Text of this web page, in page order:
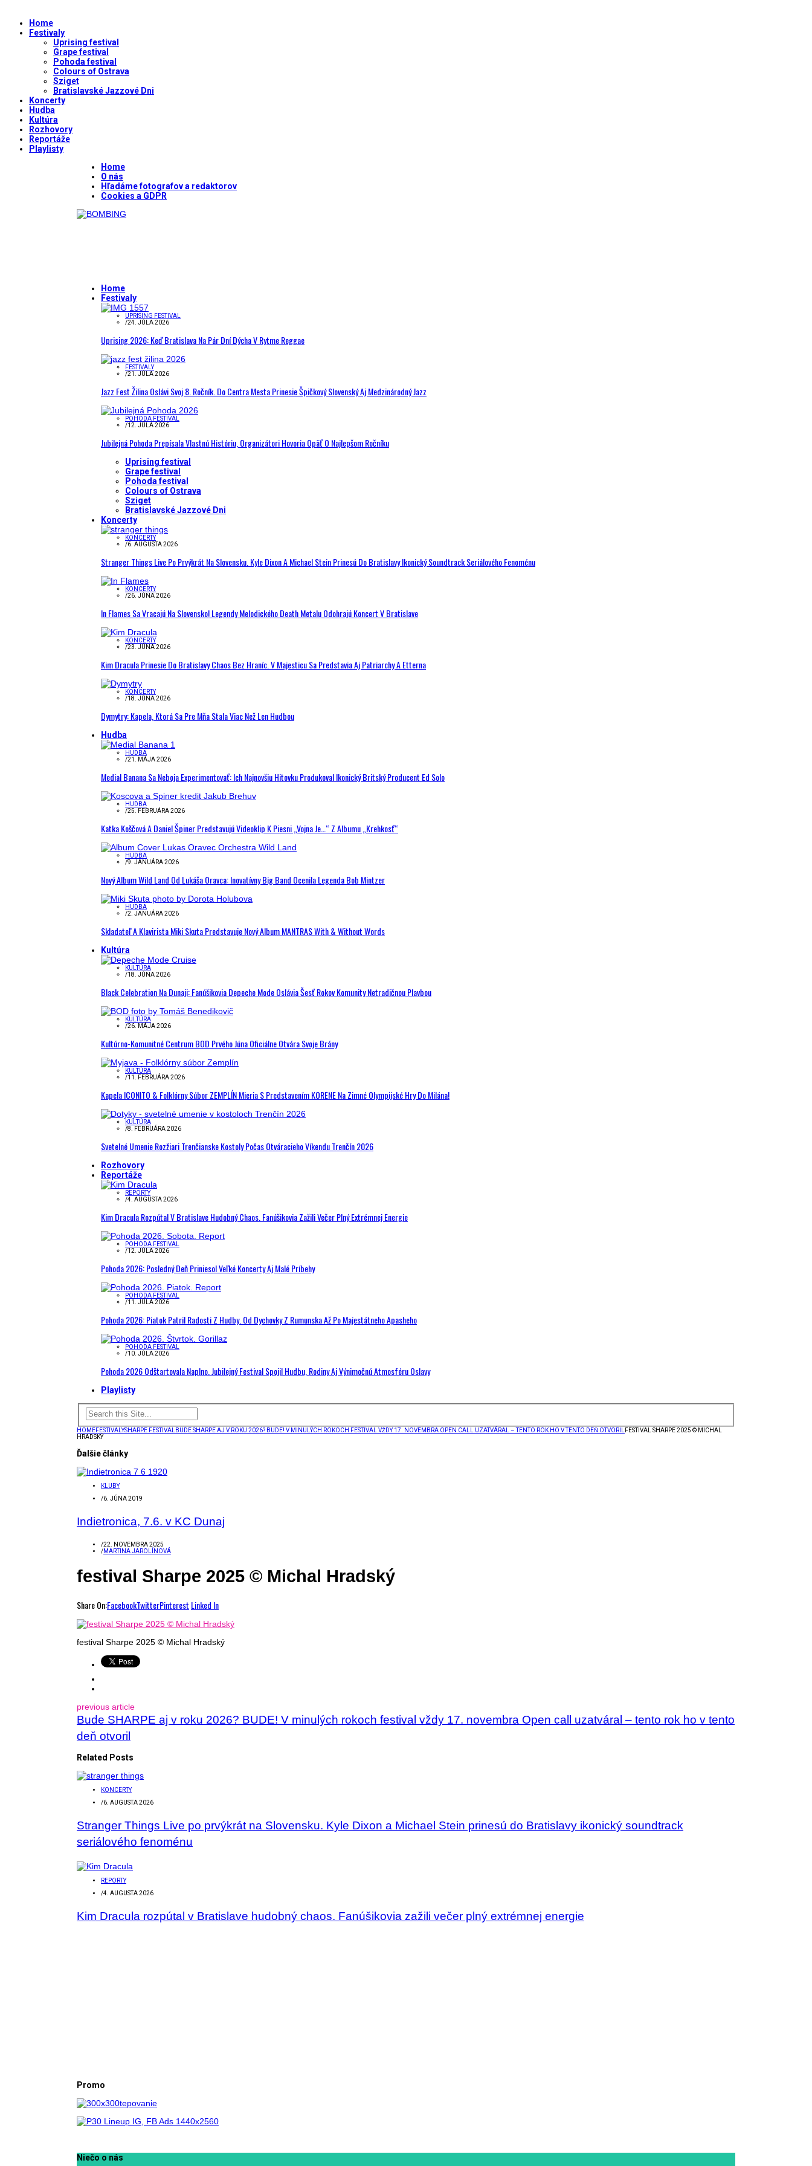
Home
Festivaly
Uprising festival
Grape festival
Pohoda festival
Colours of Ostrava
Sziget
Bratislavské Jazzové Dni
Koncerty
Hudba
Kultúra
Rozhovory
Reportáže
Playlisty
Home
O nás
Hľadáme fotografov a redaktorov
Cookies a GDPR
Home
Festivaly
UPRISING FESTIVAL
/24. JÚLA 2026
Uprising 2026: Keď Bratislava Na Pár Dní Dýcha V Rytme Reggae
FESTIVALY
/21. JÚLA 2026
Jazz Fest Žilina Oslávi Svoj 8. Ročník. Do Centra Mesta Prinesie Špičkový Slovenský Aj Medzinárodný Jazz
POHODA FESTIVAL
/12. JÚLA 2026
Jubilejná Pohoda Prepísala Vlastnú Históriu, Organizátori Hovoria Opäť O Najlepšom Ročníku
Uprising festival
Grape festival
Pohoda festival
Colours of Ostrava
Sziget
Bratislavské Jazzové Dni
Koncerty
KONCERTY
/6. AUGUSTA 2026
Stranger Things Live Po Prvýkrát Na Slovensku. Kyle Dixon A Michael Stein Prinesú Do Bratislavy Ikonický Soundtrack Seriálového Fenoménu
KONCERTY
/26. JÚNA 2026
In Flames Sa Vracajú Na Slovensko! Legendy Melodického Death Metalu Odohrajú Koncert V Bratislave
KONCERTY
/23. JÚNA 2026
Kim Dracula Prinesie Do Bratislavy Chaos Bez Hraníc. V Majesticu Sa Predstavia Aj Patriarchy A Etterna
KONCERTY
/18. JÚNA 2026
Dymytry: Kapela, Ktorá Sa Pre Mňa Stala Viac Než Len Hudbou
Hudba
HUDBA
/21. MÁJA 2026
Medial Banana Sa Neboja Experimentovať: Ich Najnovšiu Hitovku Produkoval Ikonický Britský Producent Ed Solo
HUDBA
/25. FEBRUÁRA 2026
Katka Koščová A Daniel Špiner Predstavujú Videoklip K Piesni „Vojna Je…“ Z Albumu „Krehkosť“
HUDBA
/9. JANUÁRA 2026
Nový Album Wild Land Od Lukáša Oravca: Inovatívny Big Band Ocenila Legenda Bob Mintzer
HUDBA
/2. JANUÁRA 2026
Skladateľ A Klavirista Miki Skuta Predstavuje Nový Album MANTRAS With & Without Words
Kultúra
KULTÚRA
/18. JÚNA 2026
Black Celebration Na Dunaji: Fanúšikovia Depeche Mode Oslávia Šesť Rokov Komunity Netradičnou Plavbou
KULTÚRA
/26. MÁJA 2026
Kultúrno-Komunitné Centrum BOD Prvého Júna Oficiálne Otvára Svoje Brány
KULTÚRA
/11. FEBRUÁRA 2026
Kapela ICONITO & Folklórny Súbor ZEMPLÍN Mieria S Predstavením KORENE Na Zimné Olympijské Hry Do Milána!
KULTÚRA
/8. FEBRUÁRA 2026
Svetelné Umenie Rozžiari Trenčianske Kostoly Počas Otváracieho Víkendu Trenčín 2026
Rozhovory
Reportáže
REPORTY
/4. AUGUSTA 2026
Kim Dracula Rozpútal V Bratislave Hudobný Chaos. Fanúšikovia Zažili Večer Plný Extrémnej Energie
POHODA FESTIVAL
/12. JÚLA 2026
Pohoda 2026: Posledný Deň Priniesol Veľké Koncerty Aj Malé Príbehy
POHODA FESTIVAL
/11. JÚLA 2026
Pohoda 2026: Piatok Patril Radosti Z Hudby. Od Dychovky Z Rumunska Až Po Majestátneho Apasheho
POHODA FESTIVAL
/10. JÚLA 2026
Pohoda 2026 Odštartovala Naplno. Jubilejný Festival Spojil Hudbu, Rodiny Aj Výnimočnú Atmosféru Oslavy
Playlisty
HOMEFESTIVALYSHARPE FESTIVAL BUDE SHARPE AJ V ROKU 2026? BUDE! V MINULÝCH ROKOCH FESTIVAL VŽDY 17. NOVEMBRA OPEN CALL UZATVÁRAL – TENTO ROK HO V TENTO DEŇ OTVORIL
FESTIVAL SHARPE 2025 © MICHAL
HRADSKÝ
Ďalšie články
KLUBY
/6. JÚNA 2019
Indietronica, 7.6. v KC Dunaj
/22. NOVEMBRA 2025
/MARTINA JAROLÍNOVÁ
festival Sharpe 2025 © Michal Hradský
Share On:FacebookTwitterPinterest Linked In
festival Sharpe 2025 © Michal Hradský
previous article
Bude SHARPE aj v roku 2026? BUDE! V minulých rokoch festival vždy 17. novembra Open call uzatváral – tento rok ho v tento
deň otvoril
Related Posts
KONCERTY
/6. AUGUSTA 2026
Stranger Things Live po prvýkrát na Slovensku. Kyle Dixon a Michael Stein prinesú do Bratislavy ikonický soundtrack
seriálového fenoménu
REPORTY
/4. AUGUSTA 2026
Kim Dracula rozpútal v Bratislave hudobný chaos. Fanúšikovia zažili večer plný extrémnej energie
Promo
Niečo o nás